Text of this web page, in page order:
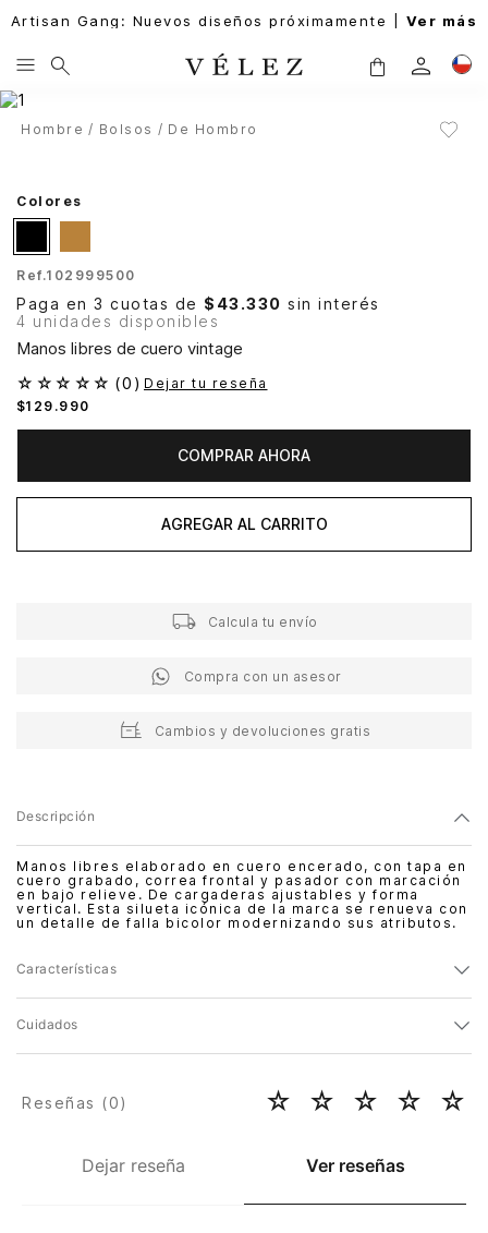
Artisan Gang: Nuevos diseños próximamente | Ver más
Hombre Bolsos De Hombro
Colores
Ref.102999500
Paga en 3 cuotas de $43.330 sin interés
4 unidades disponibles
Manos libres de cuero vintage
☆ ☆ ☆ ☆ ☆ (0 ) Dejar tu reseña
$129 .990
COMPRAR AHORA
AGREGAR AL CARRITO
Calcula tu envío
Compra con un asesor
Cambios y devoluciones gratis
Descripción
Manos libres elaborado en cuero encerado, con tapa en
cuero grabado, correa frontal y pasador con marcación
en bajo relieve. De cargaderas ajustables y forma
vertical. Esta silueta icónica de la marca se renueva con
un detalle de falla bicolor modernizando sus atributos.
Características
Cuidados
Dejar reseña Ver reseñas
Reseñas (0) ☆ ☆ ☆ ☆ ☆